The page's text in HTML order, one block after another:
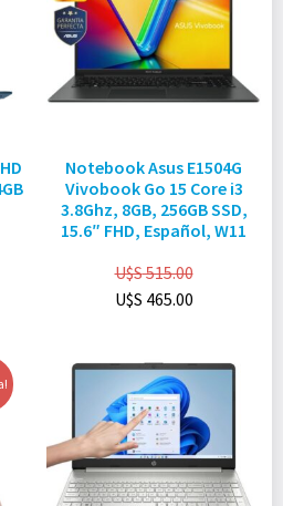
Notebook Asus E1504G
Vivobook Go 15 Core i3
3.8Ghz, 8GB, 256GB SSD,
15.6″ FHD, Español, W11
U$S515.00
U$S 465.00